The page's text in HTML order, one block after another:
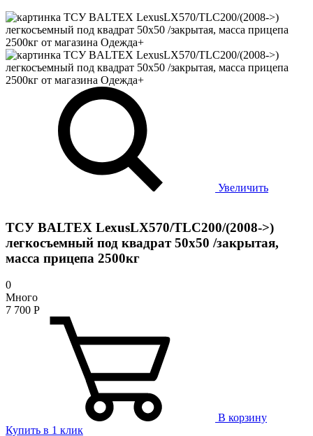
Увеличить
ТСУ BALTEX LexusLX570/TLC200/(2008->)
легкосъемный под квадрат 50х50 /закрытая,
масса прицепа 2500кг
0
Много
7 700 Р
В корзину
Купить в 1 клик